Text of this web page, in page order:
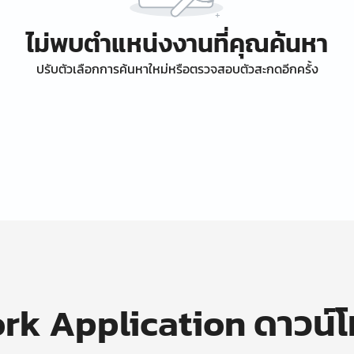
ไม่พบตำแหน่งงานที่คุณค้นหา
ปรับตัวเลือกการค้นหาใหม่หรือตรวจสอบตัวสะกดอีกครั้ง
Application ดาวน์